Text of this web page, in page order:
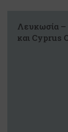
Λευκωσία
και Cyprus